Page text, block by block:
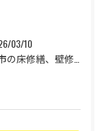
03/10
松江市の床修繕、壁修繕、リフォームについて✨